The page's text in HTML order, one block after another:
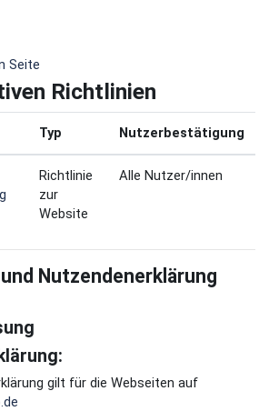
Seite
Richtlinien
Typ Nutzerbestätigung
Richtlinie
zur
Website
Alle Nutzer/innen
Nutzendenerklärung
gilt für die Webseiten auf